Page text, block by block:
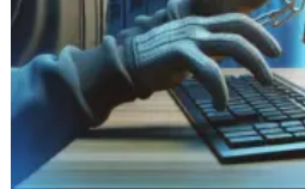
minaccia
i
cittadini